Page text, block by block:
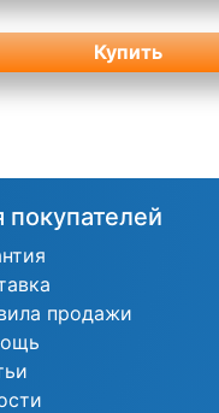
Купить
покупателей
продажи